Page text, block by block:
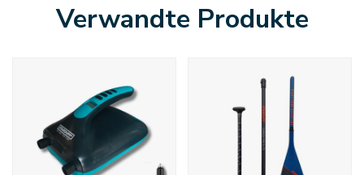
Verwandte Produkte